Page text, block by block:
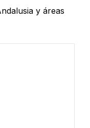
y áreas